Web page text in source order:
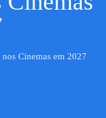
Cinemas em 2027